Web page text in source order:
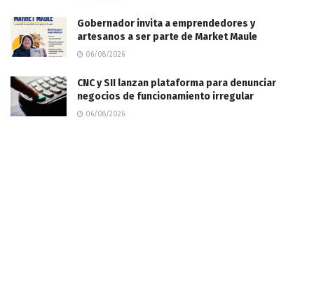
Gobernador invita a emprendedores y
artesanos a ser parte de Market Maule
06/08/2026
CNC y SII lanzan plataforma para denunciar
negocios de funcionamiento irregular
06/08/2026